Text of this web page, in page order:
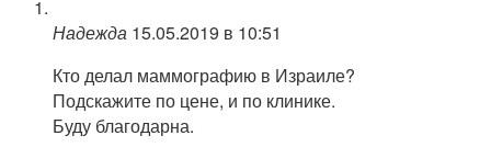
Кто делал маммографию в Израиле?
Подскажите по цене, и по клинике.
Буду благодарна.
Ответить